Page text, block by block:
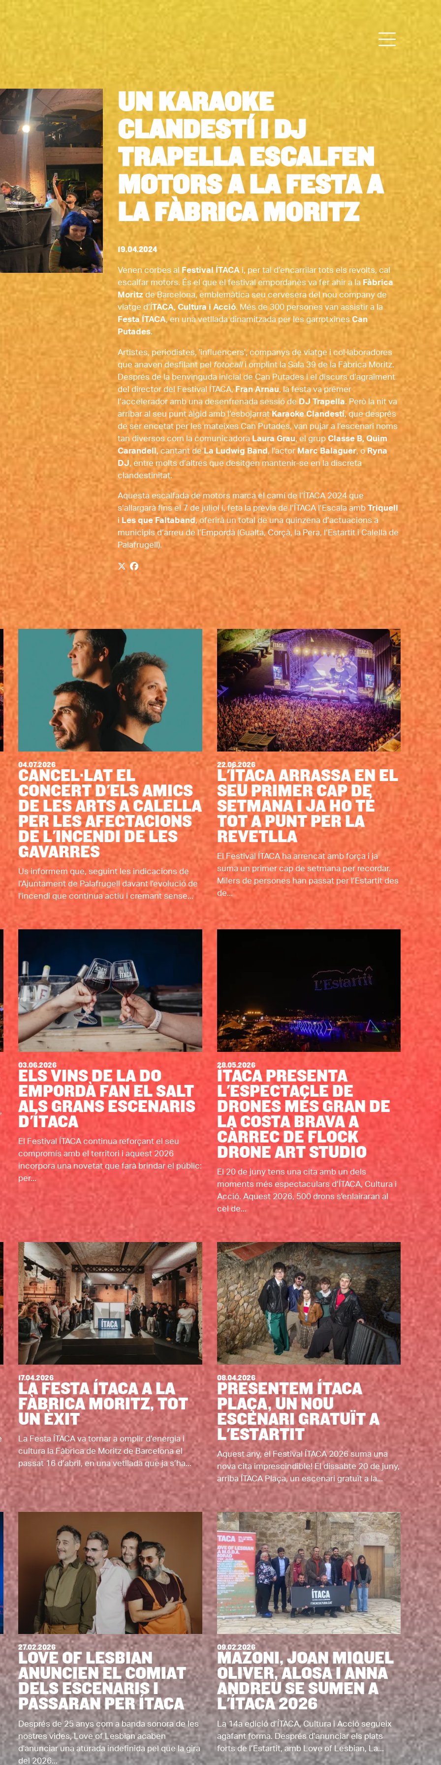
UN KARAOKE
CLANDESTÍ I DJ
TRAPELLA ESCALFEN
MOTORS A LA FESTA A
LA FÀBRICA MORITZ
19.04.2024
Venen corbes al Festival ÍTACA i, per tal d’encarrilar tots els revolts, cal
escalfar motors. És el que el festival empordanès va fer ahir a la Fàbrica
Moritz de Barcelona, emblemàtica seu cervesera del nou company de
viatge d’Í TACA, Cultura i Acció
Festa ÍTACA, en una vetllada dinamitzada per les garrotxines Can
Putades.
Artistes, periodistes, 'influencers', companys de viatge i col·laboradores
que anaven desfilant pel fotocall i omplint la Sala 39 de la Fàbrica Moritz.
Després de la benvinguda inicial de Can Putades i el discurs d’agraïment
del director del Festival ÍTACA, Fran Arnau, la festa va prémer
l’accelerador amb una desenfrenada sessió de DJ Trapella. Però la nit va
arribar al seu punt àlgid amb l’esbojarrat Karaoke Clandestí, que després
de ser encetat per les mateixes Can Putades, van pujar a l’escenari noms
tan diversos com la comunicadora Laura Grau, el grup Classe B, Quim
Carandell, cantant de La Ludwig Band , l'actor Marc Balaguer, o Ryna
DJ, entre molts d’altres que desitgen mantenir-se en la discreta
clandestinitat.
Aquesta escalfada de motors marca el camí de l’ÍTACA 2024 que
s’allargarà fins el 7 de juliol i, feta la prèvia de l’ÍTACA l’Escala amb Triquell
i Les que Faltaband , oferirà un total de una quinzena d’actuacions a
municipis d’arreu de l’Empordà (Gualta, Corçà, la Pera, l’Estartit i Calella de
Palafrugell).
04.07.2026
CANCEL·LAT EL
CONCERT D'ELS AMICS
DE LES ARTS A CALELLA
PER LES AFECTACIONS
DE L'INCENDI DE LES
GAVARRES
Us informem que, seguint les indicacions de
l'Ajuntament de Palafrugell davant l'evolució de
l'incendi que continua actiu i cremant sense...
22.06.2026
L'ÍTACA ARRASSA EN EL
SEU PRIMER CAP DE
SETMANA I JA HO TÉ
TOT A PUNT PER LA
REVETLLA
El Festival ÍTACA ha arrencat amb força i ja
suma un primer cap de setmana per recordar.
Milers de persones han passat per l’Estartit des
de...
03.06.2026
ELS VINS DE LA DO
EMPORDÀ FAN EL SALT
ALS GRANS ESCENARIS
D'ÍTACA
El Festival ÍTACA continua reforçant el seu
compromís amb el territori i aquest 2026
incorpora una novetat que farà brindar el públic:
per...
28.05.2026
ÍTACA PRESENTA
L'ESPECTACLE DE
DRONES MÉS GRAN DE
LA COSTA BRAVA A
CÀRREC DE FLOCK
DRONE ART STUDIO
El 20 de juny tens una cita amb un dels
moments més espectaculars d’ÍTACA, Cultura i
Acció. Aquest 2026, 500 drons s'enlairaran al
cel de...
17.04.2026
LA FESTA ÍTACA A LA
FÀBRICA MORITZ, TOT
UN ÈXIT
La Festa ÍTACA va tornar a omplir d’energia i
cultura la Fàbrica de Moritz de Barcelona el
passat 16 d’abril, en una vetllada que ja s’ha...
08.04.2026
PRESENTEM ÍTACA
PLAÇA, UN NOU
ESCENARI GRATUÏT A
L'ESTARTIT
Aquest any, el Festival ÍTACA 2026 suma una
nova cita imprescindible! El dissabte 20 de juny,
arriba ÍTACA Plaça, un escenari gratuït a la...
27.02.2026
LOVE OF LESBIAN
ANUNCIEN EL COMIAT
DELS ESCENARIS I
PASSARAN PER ÍTACA
Després de 25 anys com a banda sonora de les
nostres vides, Love of Lesbian acaben
d'anunciar una aturada indefinida pel que la gira
del 2026...
09.02.2026
MAZONI, JOAN MIQUEL
OLIVER, ALOSA I ANNA
ANDREU SE SUMEN A
L'ÍTACA 2026
La 14a edició d’ÍTACA, Cultura i Acció segueix
agafant forma. Després d’anunciar els plats
forts de l’Estartit, amb Love of Lesbian, La...